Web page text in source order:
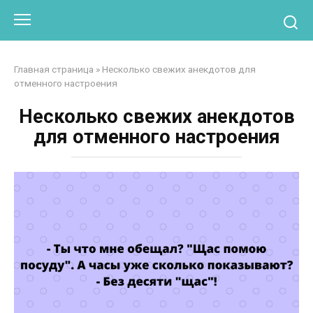
контенту
Главная страница » Несколько свежих анекдотов для
отменного настроения
Несколько свежих анекдотов
для отменного настроения